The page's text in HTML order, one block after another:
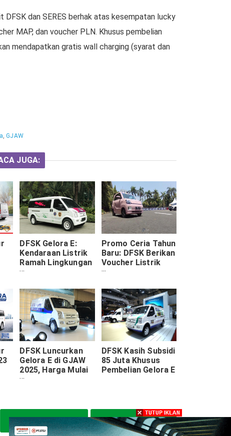
DFSK dan SERES berhak atas kesempatan lucky
MAP, dan voucher PLN. Khusus pembelian
mendapatkan gratis wall charging (syarat dan
,GJAW
JUGA:
DFSK Gelora E:
Kendaraan Listrik
Ramah Lingkungan
untuk Bisnis yang
Promo Ceria Tahun
Baru: DFSK Berikan
Voucher Listrik
Cuma-Cuma Di
DFSK Luncurkan
Gelora E di GJAW
2025, Harga Mulai
Rp248 Juta
DFSK Kasih Subsidi
85 Juta Khusus
Pembelian Gelora E
Post Selanjutnya
Post Sebelumnya